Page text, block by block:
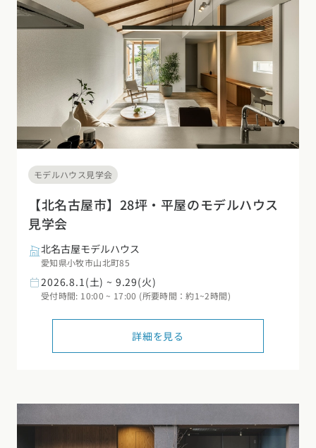
モデルハウス見学会
【北名古屋市】28坪・平屋のモデルハウス
見学会
北名古屋モデルハウス
愛知県小牧市山北町85
2026.8.1(土) ~ 9.29(火)
受付時間: 10:00 ~ 17:00 (所要時間：約1~2時間)
詳細を見る